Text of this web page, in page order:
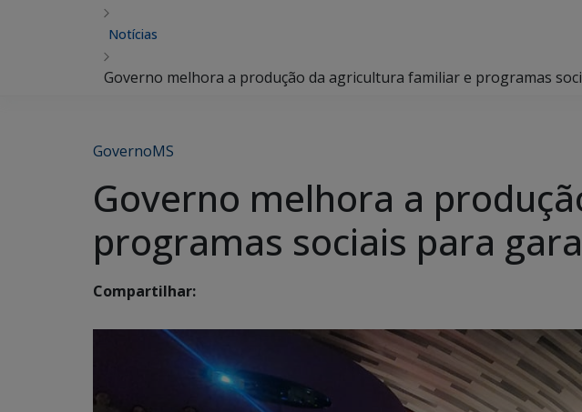
Notícias
Governo melhora a produção da agricultura familiar e programas
GovernoMS
Governo melhora a
programas sociais para
Compartilhar: